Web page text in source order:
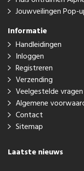
Jouwveilingen Pop-
Informatie
Handleidingen
Inloggen
Registreren
Verzending
Veelgestelde vragen
Algemene
Contact
Sitemap
Laatste nieuws